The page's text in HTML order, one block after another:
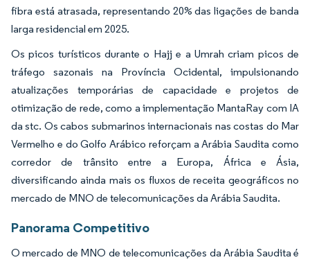
fibra está atrasada, representando 20% das ligações de banda
larga residencial em 2025.
Os picos turísticos durante o Hajj e a Umrah criam picos de
tráfego sazonais na Província Ocidental, impulsionando
atualizações temporárias de capacidade e projetos de
otimização de rede, como a implementação MantaRay com IA
da stc. Os cabos submarinos internacionais nas costas do Mar
Vermelho e do Golfo Arábico reforçam a Arábia Saudita como
corredor de trânsito entre a Europa, África e Ásia,
diversificando ainda mais os fluxos de receita geográficos no
mercado de MNO de telecomunicações da Arábia Saudita.
Panorama Competitivo
O mercado de MNO de telecomunicações da Arábia Saudita é